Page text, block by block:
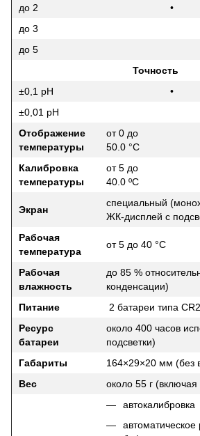
до 2
•
до 3
до 5
Точность
±0,1 pH
•
±0,01 pH
Отображение
температуры
от 0 до
50.0 °C
Калибровка
температуры
от 5 до
40.0 ºC
Экран
специальный
ЖК-дисплей с
Рабочая
температура
от 5 до 40 °C
Рабочая
влажность
до 85 %
конденсации)
Питание
2 батареи типа
Ресурс
батареи
около 400 часов
подсветки)
Габариты
164×29×20 мм (без
Вес
около 55 г
автокалибровка